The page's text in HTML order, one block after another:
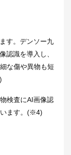
す。デンソー九
認識を導入し、
な傷や異物も短
)
検査にAI画像認
ます。(※4)